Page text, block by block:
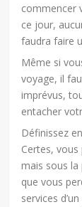
commencer
ce jour,
faudra faire
Même si
voyage, il
imprévus,
entacher
Définissez
Certes,
mais sous la
que vous
services